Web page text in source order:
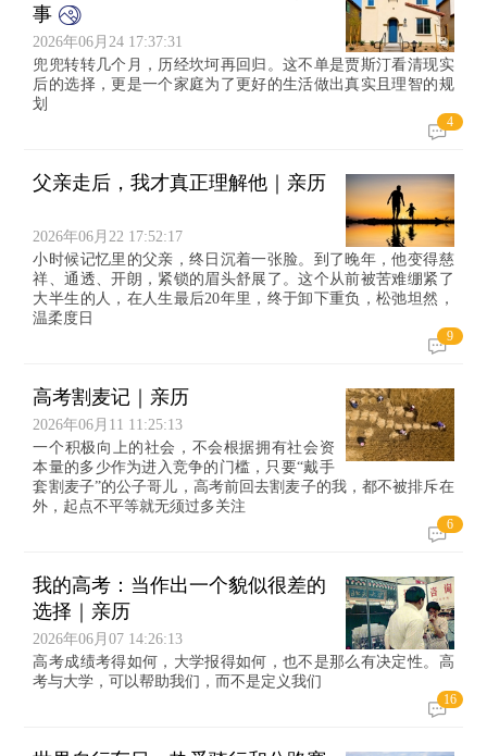
事
2026年06月24 17:37:31
兜兜转转几个月，历经坎坷再回归。这不单是贾斯汀看清现实
后的选择，更是一个家庭为了更好的生活做出真实且理智的规
划
4
父亲走后，我才真正理解他｜亲历
2026年06月22 17:52:17
小时候记忆里的父亲，终日沉着一张脸。到了晚年，他变得慈
祥、通透、开朗，紧锁的眉头舒展了。这个从前被苦难绷紧了
大半生的人，在人生最后20年里，终于卸下重负，松弛坦然，
温柔度日
9
高考割麦记｜亲历
2026年06月11 11:25:13
一个积极向上的社会，不会根据拥有社会资
本量的多少作为进入竞争的门槛，只要“戴手
套割麦子”的公子哥儿，高考前回去割麦子的我，都不被排斥在
外，起点不平等就无须过多关注
6
我的高考：当作出一个貌似很差的
选择｜亲历
2026年06月07 14:26:13
高考成绩考得如何，大学报得如何，也不是那么有决定性。高
考与大学，可以帮助我们，而不是定义我们
16